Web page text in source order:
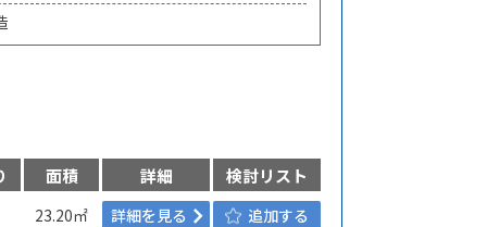
面積 詳細 検討リスト
23.20㎡ 詳細を見る 追加する